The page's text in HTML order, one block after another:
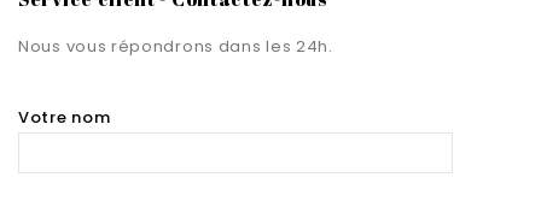
Nous vous répondrons dans les 24h.
Votre nom